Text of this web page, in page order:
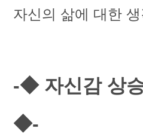
자신의 삶에 대한
-◆ 자신감 상
◆-